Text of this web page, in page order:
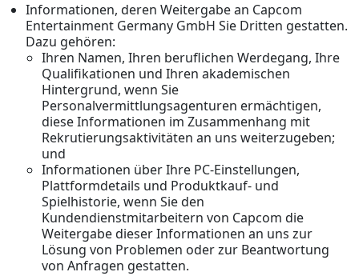
Informationen, deren Weitergabe an Capcom
Entertainment Germany GmbH Sie Dritten gestatten.
Dazu gehören:
Ihren Namen, Ihren beruflichen Werdegang, Ihre
Qualifikationen und Ihren akademischen
Hintergrund, wenn Sie
Personalvermittlungsagenturen ermächtigen,
diese Informationen im Zusammenhang mit
Rekrutierungsaktivitäten an uns weiterzugeben;
und
Informationen über Ihre PC-Einstellungen,
Plattformdetails und Produktkauf- und
Spielhistorie, wenn Sie den
Kundendienstmitarbeitern von Capcom die
Weitergabe dieser Informationen an uns zur
Lösung von Problemen oder zur Beantwortung
von Anfragen gestatten.